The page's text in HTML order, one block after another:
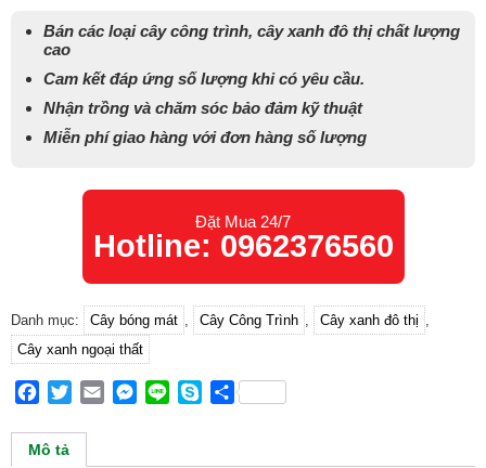
Bán các loại cây công trình, cây xanh đô thị chất lượng
cao
Cam kết đáp ứng số lượng khi có yêu cầu.
Nhận trồng và chăm sóc bảo đảm kỹ thuật
Miễn phí giao hàng với đơn hàng số lượng
Đặt Mua 24/7
Hotline: 0962376560
Danh mục: Cây bóng mát Cây Công Trình Cây xanh đô thị
Cây xanh ngoại thất
Facebook
TwitterEmailMessenger
Line SkypeShare
Mô tả